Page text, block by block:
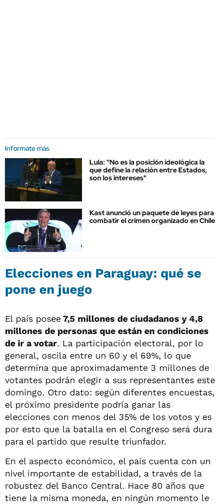
Informate más
Lula: "No es la posición ideológica la
que define la relación entre Estados,
son los intereses"
Kast anunció un paquete de leyes para
combatir el crimen organizado en Chile
Elecciones en Paraguay: qué se
pone en juego
El país posee7,5 millones de ciudadanos y 4,8
millones de personas que están en condiciones
de ir a votar. La participación electoral, por lo
general, oscila entre un 60 y el 69%, lo que
determina que aproximadamente 3 millones de
votantes podrán elegir a sus representantes este
domingo. Otro dato: según diferentes encuestas,
el próximo presidente podría ganar las
elecciones con menos del 35% de los votos y es
por esto que la batalla en el Congreso será dura
para el partido que resulte triunfador.
En el aspecto económico, el país cuenta con un
nivel importante de estabilidad, a través de la
robustez del Banco Central. Hace 80 años que
tiene la misma moneda, en ningún momento le